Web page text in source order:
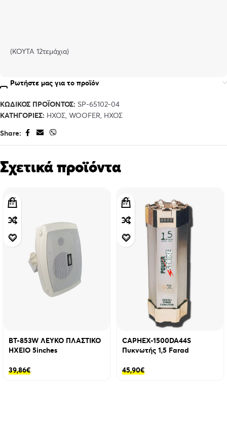
(KOYΤΑ 12τεμάχια)
Ρωτήστε μας για το προϊόν
ΚΩΔΙΚΌΣ ΠΡΟΪΌΝΤΟΣ: SP-65102-04
ΚΑΤΗΓΟΡΊΕΣ: ΉΧΟΣ, WOOFER, ΉΧΟΣ
Share:
Σχετικά προϊόντα
BT-853W ΛΕΥΚΟ ΠΛΑΣΤΙΚΟ
ΗΧΕΙΟ 5inches
39,86€
CAPHEX-1500DA44S
Πυκνωτής 1,5 Farad
45,90€